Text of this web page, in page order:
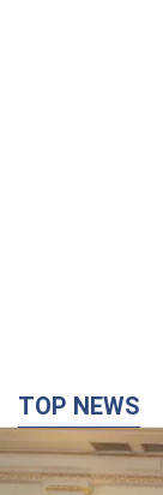
TOP NEWS